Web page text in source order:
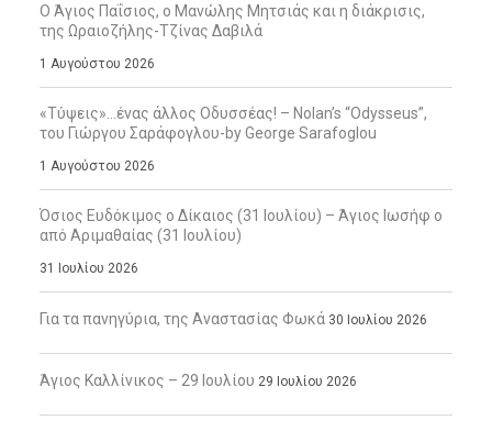
Ο Άγιος Παΐσιος, ο Μανώλης Μητσιάς και η διάκρισις,
της Ωραιοζήλης-Τζίνας Δαβιλά
1 Αυγούστου 2026
«Τύψεις»…ένας άλλος Οδυσσέας! – Nolan’s “Odysseus”,
του Γιώργου Σαράφογλου-by George Sarafoglou
1 Αυγούστου 2026
Όσιος Ευδόκιμος ο Δίκαιος (31 Ιουλίου) – Άγιος Ιωσήφ ο
από Αριμαθαίας (31 Ιουλίου)
31 Ιουλίου 2026
Για τα πανηγύρια, της Αναστασίας Φωκά 30 Ιουλίου 2026
Άγιος Καλλίνικος – 29 Ιουλίου 29 Ιουλίου 2026